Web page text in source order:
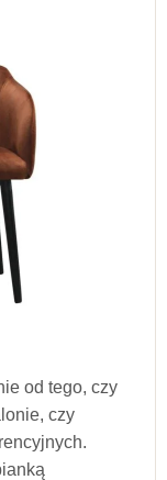
od tego, czy
czy